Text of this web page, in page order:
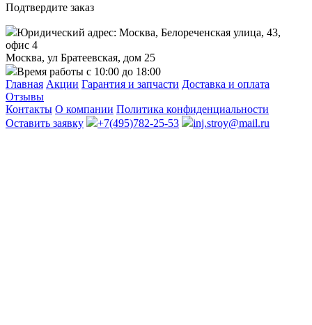
Подтвердите заказ
Юридический адрес: Москва, Белореченская улица, 43,
офис 4
Москва, ул Братеевская, дом 25
Время работы с 10:00 до 18:00
Главная Акции Гарантия и запчасти Доставка и оплата
Отзывы
Контакты О компании Политика конфиденциальности
Оставить заявку
+7(495)782-25-53 inj.stroy@mail.ru